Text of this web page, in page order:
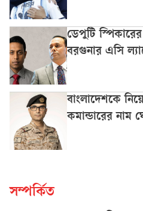
ডেপুটি
বরগুনার এসি
বাংলাদেশকে
কমান্ডারের নাম
সম্পর্কিত